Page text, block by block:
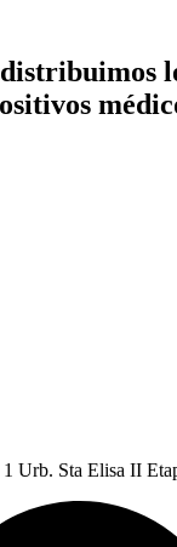
Urb. Sta Elisa II